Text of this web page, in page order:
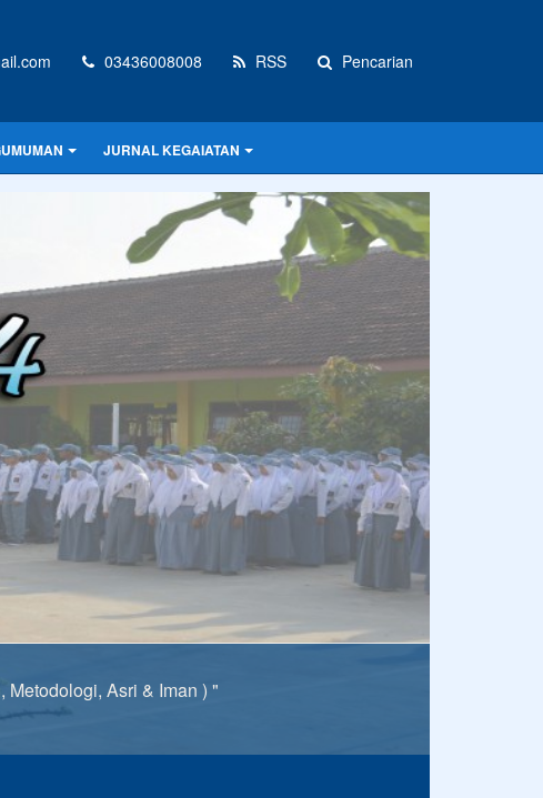
03436008008 RSS Pencarian
JURNAL KEGAIATAN
Asri & Iman ) "